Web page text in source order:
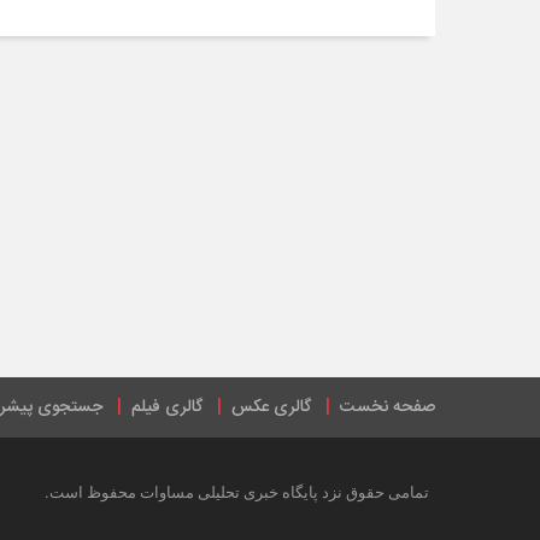
صفحه نخست گالری عکس گالری فیلم جستجوی
تمامی حقوق نزد پایگاه خبری تحلیلی مساوات محفوظ است.